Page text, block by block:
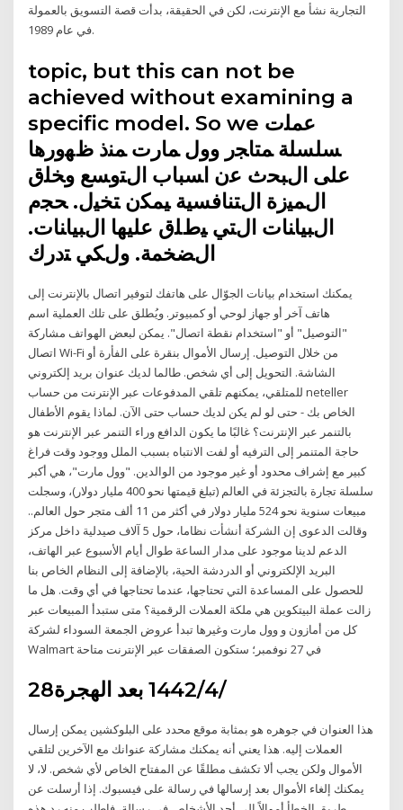
التجارية نشأ مع الإنترنت، لكن في الحقيقة، بدأت قصة التسويق بالعمولة
في عام 1989.
topic, but this can not be
achieved without examining a
specific model. So we ﻋﻤﻠت
ﺴﻠﺴﻠﺔ ﻤﺘﺎﺠر وول ﻤﺎرت ﻤﻨذ ظﻬورﻫﺎ
ﻋﻠﻰ اﻝﺒﺤث ﻋن اﺴﺒﺎب اﻝﺘوﺴﻊ وﺨﻠق
اﻝﻤﻴزة اﻝﺘﻨﺎﻓﺴﻴﺔ ﻴﻤﻜن ﺘﺨﻴل. ﺤﺠم
اﻝﺒﻴﺎﻨﺎت اﻝﺘﻲ ﻴطﻠق ﻋﻠﻴﻬﺎ اﻝﺒﻴﺎﻨﺎت.
اﻝﻀﺨﻤﺔ. وﻝﻜﻲ ﺘدرك
يمكنك استخدام بيانات الجوّال على هاتفك لتوفير اتصال بالإنترنت إلى
هاتف آخر أو جهاز لوحي أو كمبيوتر. ويُطلق على تلك العملية اسم
"التوصيل" أو "استخدام نقطة اتصال". يمكن لبعض الهواتف مشاركة
اتصال Wi-Fi من خلال التوصيل. إرسال الأموال بنقرة على الفأرة أو
الشاشة. التحويل إلى أي شخص. طالما لديك عنوان بريد إلكتروني
للمتلقي، يمكنهم تلقي المدفوعات عبر الإنترنت من حساب neteller
الخاص بك - حتى لو لم يكن لديك حساب حتى الآن. لماذا يقوم الأطفال
بالتنمر عبر الإنترنت؟ غالبًا ما يكون الدافع وراء التنمر عبر الإنترنت هو
حاجة المتنمر إلى الترفيه أو لفت الانتباه بسبب الملل ووجود وقت فراغ
كبير مع إشراف محدود أو غير موجود من الوالدين. "وول مارت"، هي أكبر
سلسلة تجارة بالتجزئة في العالم (تبلغ قيمتها نحو 400 مليار دولار)، وسجلت
مبيعات سنوية نحو 524 مليار دولار في أكثر من 11 ألف متجر حول العالم..
وقالت الدعوى إن الشركة أنشأت نظاما، حول 5 آلاف صيدلية داخل مركز
الدعم لدينا موجود على مدار الساعة طوال أيام الأسبوع عبر الهاتف،
البريد الإلكتروني أو الدردشة الحية، بالإضافة إلى النظام الخاص بنا
للحصول على المساعدة التي تحتاجها، عندما تحتاجها في أي وقت. هل ما
زالت عملة البيتكوين هي ملكة العملات الرقمية؟ متى ستبدأ المبيعات عبر
كل من أمازون و وول مارت وغيرها تبدأ عروض الجمعة السوداء لشركة
Walmart في 27 نوفمبر؛ ستكون الصفقات عبر الإنترنت متاحة
28‏‏/4‏‏/1442 بعد الهجرة
هذا العنوان في جوهره هو بمثابة موقع محدد على البلوكشين يمكن إرسال
العملات إليه. هذا يعني أنه يمكنك مشاركة عنوانك مع الآخرين لتلقي
الأموال ولكن يجب ألا تكشف مطلقًا عن المفتاح الخاص لأي شخص. لا، لا
يمكنك إلغاء الأموال بعد إرسالها في رسالة على فيسبوك. إذا أرسلت عن